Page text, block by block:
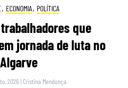
, ECONOMIA, POLÍTICA
que
jornada de luta no
Algarve
2026 | Cristina Mendonça